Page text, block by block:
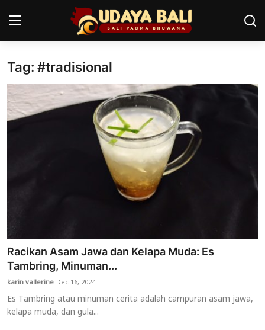
Home
Pura
Seni
Kisah
Usadha
Indonesia
Tag: #tradisional
Racikan Asam Jawa dan Kelapa Muda: Es
Tambring, Minuman...
karin vallerine Dec 16, 2024
Es Tambring atau minuman cerita adalah campuran asam jawa,
kelapa muda, dan gula...